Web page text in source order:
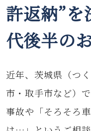
許返納”
代後半の
近年、茨城県（つ
市・取手市など）
事故や「そろそろ